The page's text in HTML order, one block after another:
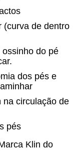
(curva de dentro
do pé
dos pés e
na circulação de
pés
Klin do